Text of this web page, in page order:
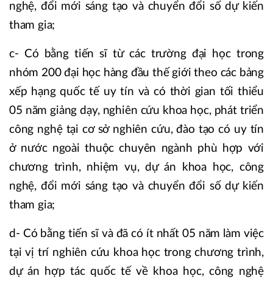
nghệ, đổi mới sáng tạo và chuyển đổi số dự kiến
tham gia;
c- Có bằng tiến sĩ từ các trường đại học trong
nhóm 200 đại học hàng đầu thế giới theo các bảng
xếp hạng quốc tế uy tín và có thời gian tối thiểu
05 năm giảng dạy, nghiên cứu khoa học, phát triển
công nghệ tại cơ sở nghiên cứu, đào tạo có uy tín
ở nước ngoài thuộc chuyên ngành phù hợp với
chương trình, nhiệm vụ, dự án khoa học, công
nghệ, đổi mới sáng tạo và chuyển đổi số dự kiến
tham gia;
d- Có bằng tiến sĩ và đã có ít nhất 05 năm làm việc
tại vị trí nghiên cứu khoa học trong chương trình,
dự án hợp tác quốc tế về khoa học, công nghệ